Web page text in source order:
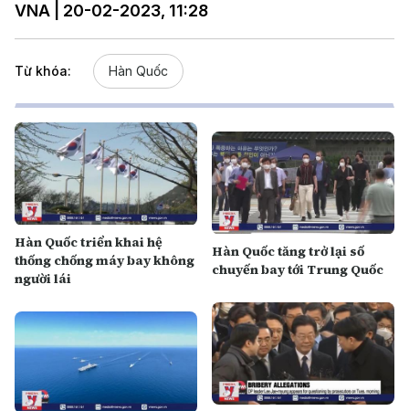
VNA | 20-02-2023, 11:28
Từ khóa: Hàn Quốc
Hàn Quốc triển khai hệ
thống chống máy bay không
người lái
Hàn Quốc tăng trở lại số
chuyến bay tới Trung Quốc